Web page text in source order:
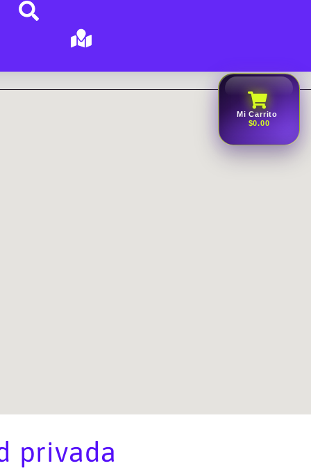
Mi Carrito
$0.00
privada